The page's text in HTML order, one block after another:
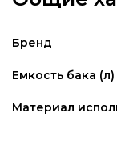
Бренд
Емкость бака (л)
Материал